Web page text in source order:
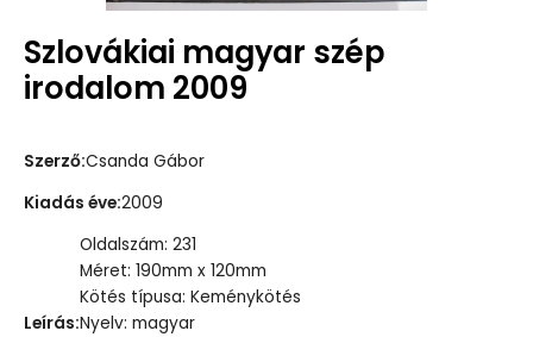
Szlovákiai magyar szép
irodalom 2009
Szerző:Csanda Gábor
Kiadás éve:2009
Leírás:
Oldalszám: 231
Méret: 190mm x 120mm
Kötés típusa: Keménykötés
Nyelv: magyar